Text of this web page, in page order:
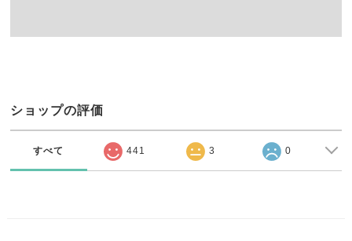
ショップの評価
すべて 441 3 0